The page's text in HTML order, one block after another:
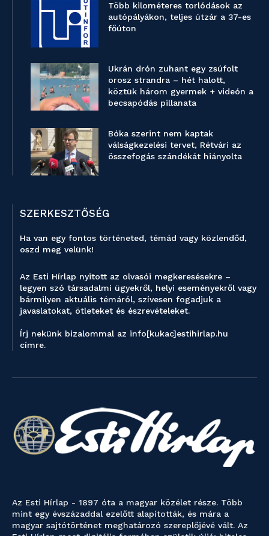
Több kilométeres torlódások az
autópályákon, teljes útzár a 37-es
főúton
Ukrán drón zuhant egy zsúfolt
orosz strandra – hét halott,
köztük három gyermek + videón a
becsapódás pillanata
Bóka szerint nem kaptak
válságkezelési tervet, Rétvári az
összefogás szándékát hiányolta
SZERKESZTŐSÉG
Ha van egy fontos történeted, témád vagy közlendőd,
oszd meg velünk!
Az Esti Hírlap nyitott az olvasói megkeresésekre –
legyen szó társadalmi ügyekről, helyi eseményekről vagy
bármilyen aktuális témáról, szívesen fogadjuk a
javaslatokat, ötleteket és észrevételeket.
Írj nekünk bizalommal az info[kukac]estihirlap.hu
címre.
Az Esti Hírlap - 1897 óta a magyar közélet része. Több
mint egy évszázaddal ezelőtt alapították, és mára a
magyar sajtótörténet meghatározó szereplőjévé vált. Az